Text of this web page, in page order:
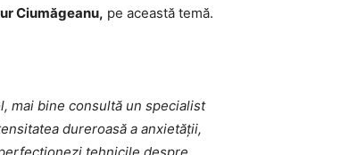
Ciumăgeanu, pe această temă.
mai bine consultă un specialist
dureroasă a anxietății,